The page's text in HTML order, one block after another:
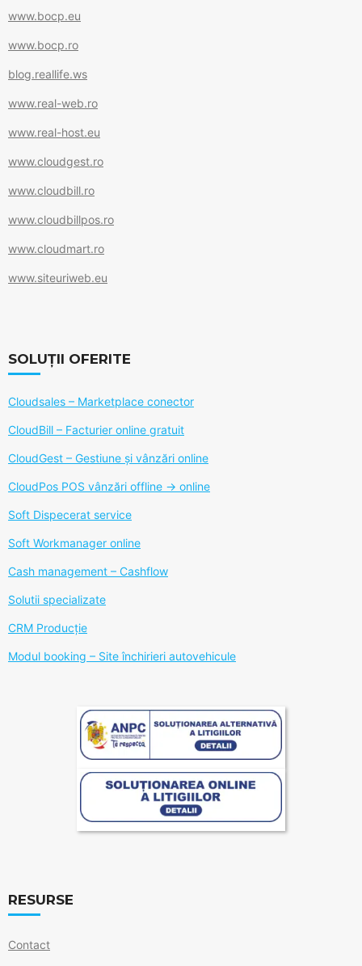
k
www.bocp.eu
www.bocp.ro
blog.reallife.ws
www.real-web.ro
www.real-host.eu
www.cloudgest.ro
www.cloudbill.ro
www.cloudbillpos.ro
www.cloudmart.ro
www.siteuriweb.eu
SOLUȚII OFERITE
Cloudsales – Marketplace conector
CloudBill – Facturier online gratuit
CloudGest – Gestiune și vânzări online
CloudPos POS vânzări offline -> online
Soft Dispecerat service
Soft Workmanager online
Cash management – Cashflow
Solutii specializate
CRM Producție
Modul booking – Site închirieri autovehicule
RESURSE
Contact